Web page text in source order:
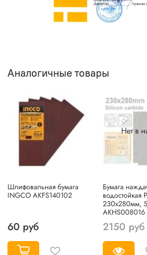
Аналогичные товары
Шлифовальная бумага
INGCO AKFS140102
60 руб
Нет в
Бумага
водостойкая
230x280мм,
AKHS008016
2150 руб